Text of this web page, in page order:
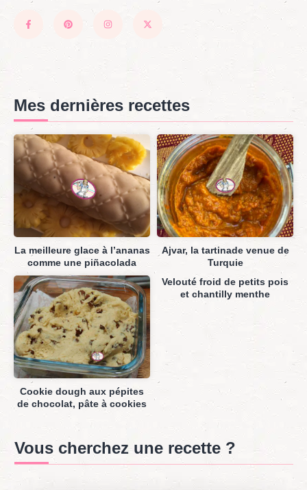
Mes dernières recettes
La meilleure glace à l’ananas
comme une piñacolada
Ajvar, la tartinade venue de
Turquie
Cookie dough aux pépites
de chocolat, pâte à cookies
Velouté froid de petits pois
et chantilly menthe
Vous cherchez une recette ?